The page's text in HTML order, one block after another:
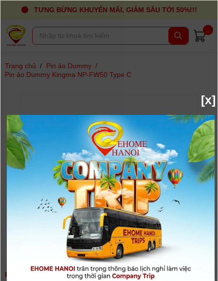
TƯNG BỪNG KHUYẾN MÃI, GIẢM SÂU TỚI 50%!!!
Trang chủ / Pin ảo Dummy /
Pin ảo Dummy Kingma NP-FW50 Type C
PIN ẢO DUMMY KINGMA NP-FW50 TYPE C
[x]